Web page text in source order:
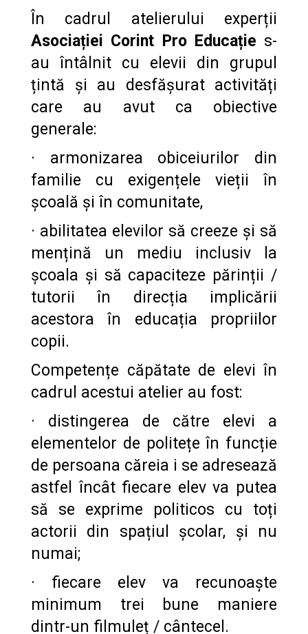
În cadrul atelierului experții
Asociației Corint Pro Educație s-
au întâlnit cu elevii din grupul
țintă și au desfășurat activități
care au avut ca obiective
generale:
· armonizarea obiceiurilor din
familie cu exigențele vieții în
școală și în comunitate,
· abilitatea elevilor să creeze și să
mențină un mediu inclusiv la
școala și să capaciteze părinții /
tutorii în direcția implicării
acestora în educația propriilor
copii.
Competențe căpătate de elevi în
cadrul acestui atelier au fost:
· distingerea de către elevi a
elementelor de politețe în funcție
de persoana căreia i se adresează
astfel încât fiecare elev va putea
să se exprime politicos cu toți
actorii din spațiul școlar, și nu
numai;
· fiecare elev va recunoaște
minimum trei bune maniere
dintr-un filmuleț / cântecel.